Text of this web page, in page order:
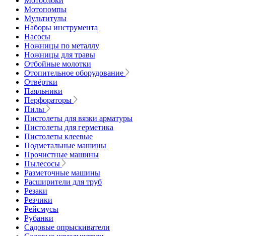
Мотопомпы
Мультитулы
Наборы инструмента
Насосы
Ножницы по металлу
Ножницы для травы
Отбойные молотки
Отопительное оборудование
Отвёртки
Паяльники
Перфораторы
Пилы
Пистолеты для вязки арматуры
Пистолеты для герметика
Пистолеты клеевые
Подметальные машины
Прочистные машины
Пылесосы
Разметочные машины
Расширители для труб
Резаки
Резчики
Рейсмусы
Рубанки
Садовые опрыскиватели